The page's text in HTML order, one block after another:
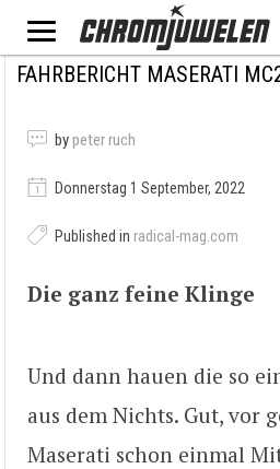
FAHRBERICHT MASERATI
by peter ruch
Donnerstag 1 September, 2022
Published in radical-mag.com
Die ganz feine Klinge
Und dann hauen die so
aus dem Nichts. Gut, vor
Maserati schon einmal